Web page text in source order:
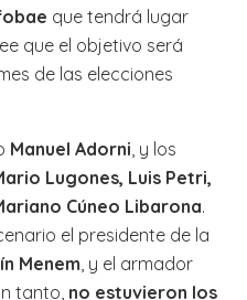
que tendrá lugar
que el objetivo será
de las elecciones
Manuel Adorni , y los
Lugones, Luis Petri,
Cúneo Libarona.
el presidente de la
Menem , y el armador
tanto, no estuvieron los